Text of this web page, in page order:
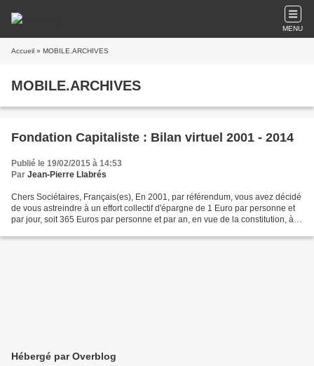
MENU
Accueil » MOBILE.ARCHIVES
MOBILE.ARCHIVES
Fondation Capitaliste : Bilan virtuel 2001 - 2014
Publié le 19/02/2015 à 14:53
Par Jean-Pierre Llabrés
Chers Sociétaires, Français(es), En 2001, par référendum, vous avez décidé
de vous astreindre à un effort collectif d'épargne de 1 Euro par personne et
par jour, soit 365 Euros par personne et par an, en vue de la constitution, à
Hébergé par Overblog